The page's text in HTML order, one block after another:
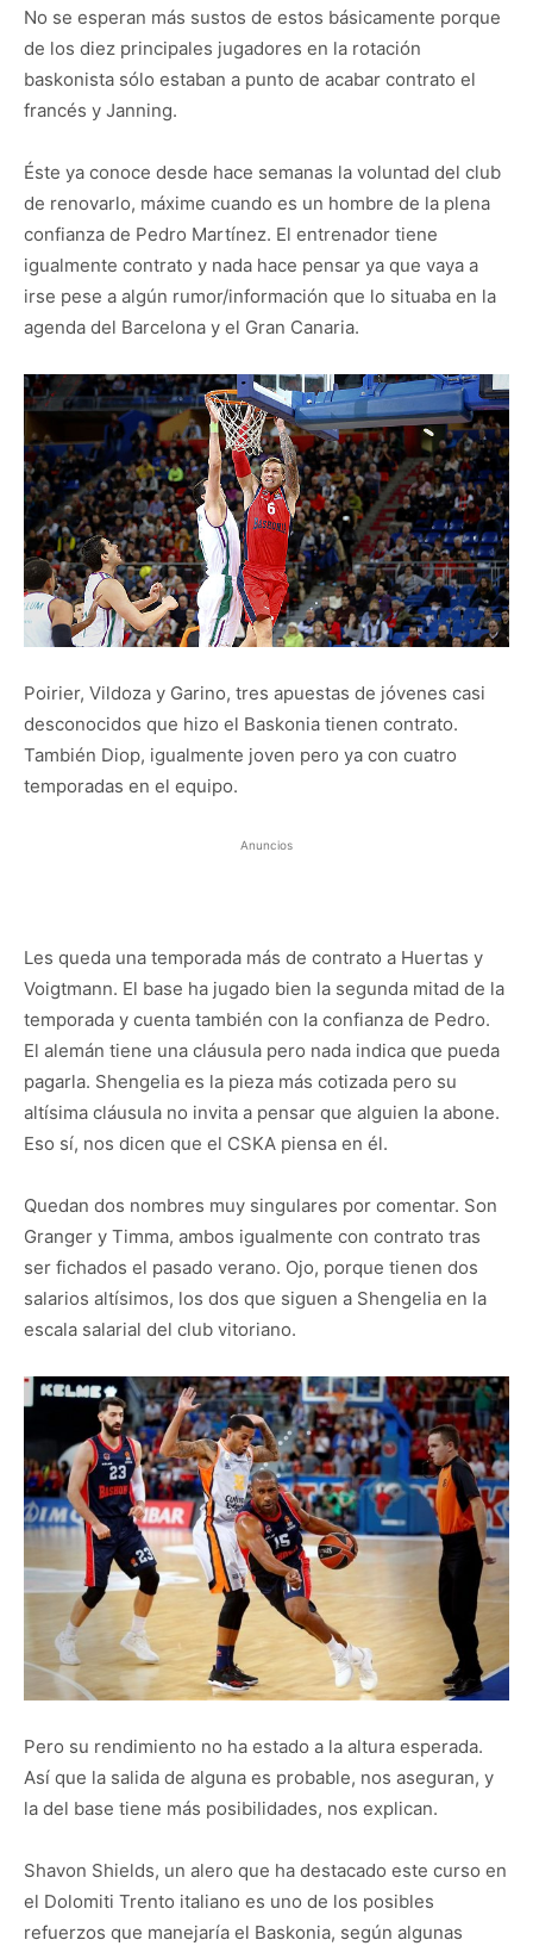
No se esperan más sustos de estos básicamente porque
de los diez principales jugadores en la rotación
baskonista sólo estaban a punto de acabar contrato el
francés y Janning.
Éste ya conoce desde hace semanas la voluntad del club
de renovarlo, máxime cuando es un hombre de la plena
confianza de Pedro Martínez. El entrenador tiene
igualmente contrato y nada hace pensar ya que vaya a
irse pese a algún rumor/información que lo situaba en la
agenda del Barcelona y el Gran Canaria.
Poirier, Vildoza y Garino, tres apuestas de jóvenes casi
desconocidos que hizo el Baskonia tienen contrato.
También Diop, igualmente joven pero ya con cuatro
temporadas en el equipo.
Anuncios
Les queda una temporada más de contrato a Huertas y
Voigtmann. El base ha jugado bien la segunda mitad de la
temporada y cuenta también con la confianza de Pedro.
El alemán tiene una cláusula pero nada indica que pueda
pagarla. Shengelia es la pieza más cotizada pero su
altísima cláusula no invita a pensar que alguien la abone.
Eso sí, nos dicen que el CSKA piensa en él.
Quedan dos nombres muy singulares por comentar. Son
Granger y Timma, ambos igualmente con contrato tras
ser fichados el pasado verano. Ojo, porque tienen dos
salarios altísimos, los dos que siguen a Shengelia en la
escala salarial del club vitoriano.
Pero su rendimiento no ha estado a la altura esperada.
Así que la salida de alguna es probable, nos aseguran, y
la del base tiene más posibilidades, nos explican.
Shavon Shields, un alero que ha destacado este curso en
el Dolomiti Trento italiano es uno de los posibles
refuerzos que manejaría el Baskonia, según algunas